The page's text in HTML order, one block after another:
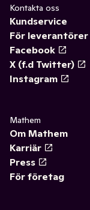
Kontakta oss
Kundservice
För leverantörer
Facebook
X (f.d Twitter)
Instagram
Mathem
Om Mathem
Karriär
Press
För företag